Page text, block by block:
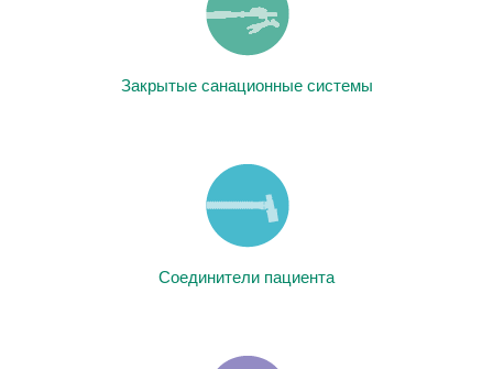
Закрытые санационные системы
Соединители пациента